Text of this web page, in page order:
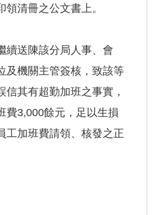
清冊之公文書上。
續送陳該分局人事、會
及機關主管簽核，致該等
信其有超勤加班之事實，
費3,000餘元，足以生損
工加班費請領、核發之正